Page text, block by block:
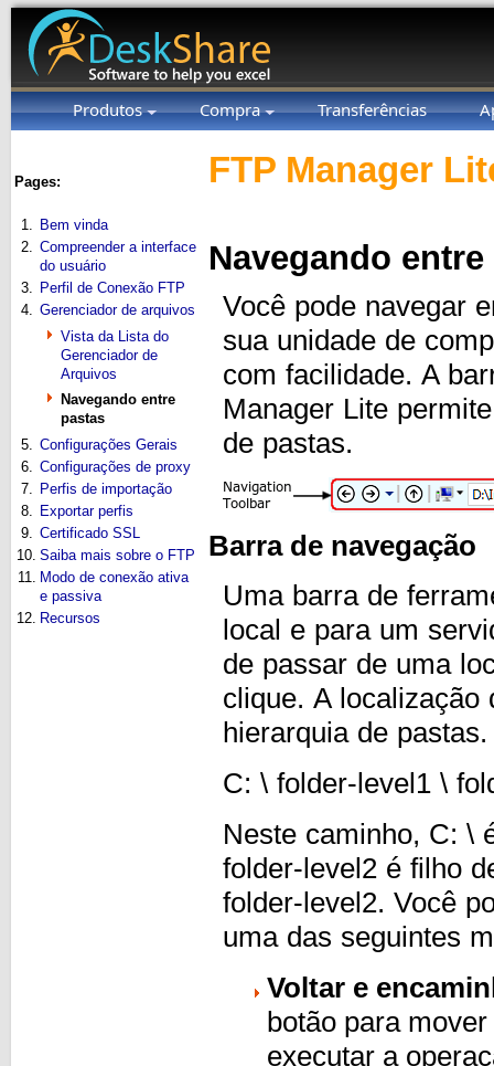
Produtos Compra Transferências
Pages:
1. Bem vinda
2. Compreender a interface
do usuário
3. Perfil de Conexão FTP
4. Gerenciador de arquivos
Vista da Lista do
Gerenciador de
Arquivos
Navegando entre
pastas
5. Configurações Gerais
6. Configurações de proxy
7. Perfis de importação
8. Exportar perfis
9. Certificado SSL
10. Saiba mais sobre o FTP
11. Modo de conexão ativa
e passiva
12. Recursos
FTP Manager
Navegando
Você pode navegar
sua unidade de
com facilidade. A
Manager Lite
de pastas.
Barra de navegação
Uma barra de
local e para um
de passar de uma
clique. A localização
hierarquia de
C: \ folder-level1 \
Neste caminho, C: \
folder-level2 é filho
folder-level2. Você
uma das seguintes
Voltar e
botão para
executar a